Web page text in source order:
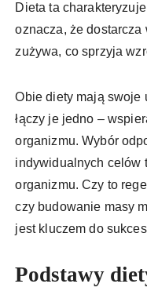
Dieta ta
oznacza, że
zużywa, co sprzyja
Obie diety mają swoje
łączy je jedno –
organizmu. Wybór
indywidualnych celów
organizmu. Czy to
czy budowanie masy
jest kluczem do
Podstawy